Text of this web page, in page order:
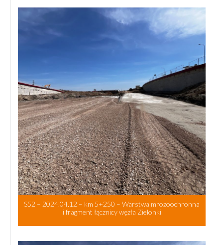
S52 – 2024.04.12 – km 5+250 – Warstwa mrozoochronna
i fragment łącznicy węzła Zielonki